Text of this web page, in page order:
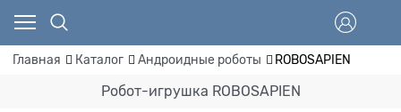
Главная Каталог Андроидные роботы ROBOSAPIEN
Робот-игрушка ROBOSAPIEN